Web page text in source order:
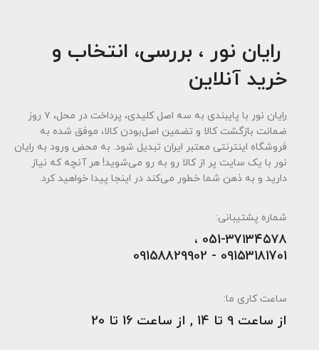
رایان نور ، بررسی، انتخاب و
خرید آنلاین
رایان نور با پایبندی به سه اصل کلیدی، پرداخت در محل، ۷ روز
ضمانت بازگشت کالا و تضمین اصل‌بودن کالا، موفق شده به
فروشگاه اینترنتی معتبر ایران تبدیل شود. به محض ورود به رایان
نور با یک سایت پر از کالا رو به رو می‌شوید! هر آنچه که نیاز
دارید و به ذهن شما خطور می‌کند در اینجا پیدا خواهید کرد.
شماره پشتیبانی:
051-۳۷۱۳۴۵۷۸ ،
09153181701 - 09158829902
ساعت کاری ما:
از ساعت 9 تا 14 , از ساعت 16 تا 20